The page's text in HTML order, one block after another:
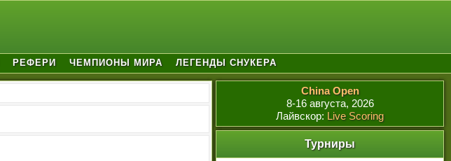
РЕФЕРИ ЧЕМПИОНЫ МИРА ЛЕГЕНДЫ СНУКЕРА
China Open
8-16 августа, 2026
Лайвскор: Live Scoring
Турниры